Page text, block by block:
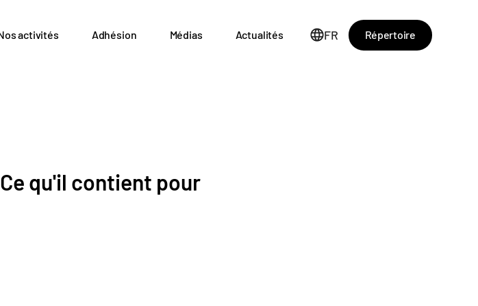
activités Adhésion Médias Actualités FR Répertoire
qu'il contient pour